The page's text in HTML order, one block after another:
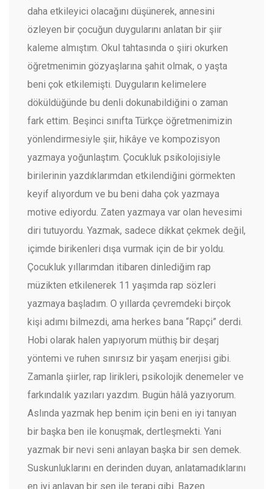
daha etkileyici olacağını düşünerek, annesini
özleyen bir çocuğun duygularını anlatan bir şiir
kaleme almıştım. Okul tahtasında o şiiri okurken
öğretmenimin gözyaşlarına şahit olmak, o yaşta
beni çok etkilemişti. Duyguların kelimelere
döküldüğünde bu denli dokunabildiğini o zaman
fark ettim. Beşinci sınıfta Türkçe öğretmenimizin
yönlendirmesiyle şiir, hikâye ve kompozisyon
yazmaya yoğunlaştım. Çocukluk psikolojisiyle
birilerinin yazdıklarımdan etkilendiğini görmekten
keyif alıyordum ve bu beni daha çok yazmaya
motive ediyordu. Zaten yazmaya var olan hevesimi
diri tutuyordu. Yazmak, sadece dikkat çekmek değil,
içimde birikenleri dışa vurmak için de bir yoldu.
Çocukluk yıllarımdan itibaren dinlediğim rap
müzikten etkilenerek 11 yaşımda rap sözleri
yazmaya başladım. O yıllarda çevremdeki birçok
kişi adımı bilmezdi, ama herkes bana “Rapçi” derdi.
Hobi olarak halen yapıyorum müthiş bir deşarj
yöntemi ve ruhen sınırsız bir yaşam enerjisi gibi.
Zamanla şiirler, rap lirikleri, psikolojik denemeler ve
farkındalık yazıları yazdım. Bugün hâlâ yazıyorum.
Aslında yazmak hep benim için beni en iyi tanıyan
bir başka ben ile konuşmak, dertleşmekti. Yani
yazmak bir nevi seni anlayan başka bir sen demek.
Suskunluklarını en derinden duyan, anlatamadıklarını
en iyi anlayan bir sen ile terapi gibi. Bazen